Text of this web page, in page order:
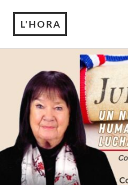
L'HORA